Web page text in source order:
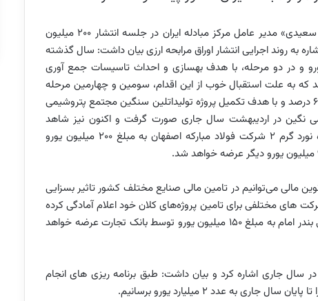
به گزارشی از مدیریت ارتباطات مرکز مبادله ایران، «علی سعیدی» مدیر عامل مرکز مبادله ایران در جلسه انتشار ۲۰۰ میلیون
به روند اجرایی انتشار اوراق مرابحه ارزی بیان داشت: سال گذشته
اوراق مرابحه ارزی به مبلغ ۱۵۰ میلیون یورو و در دو مرحله، با هدف بهسازی و احداث تاسیسات جمع آوری
به علت استقبال خوب از این اقدام، سومین و چهارمین مرحله
عرضه اوراق مرابحه ارزی جمعا به مبلغ ۶۰ میلیون با سود ۶ درصد و با هدف تکمیل پروژه تولیداتلین سنگین مجتمع پتروشیمی
در اردیبهشت سال جاری صورت گرفت و اکنون نیز شاهد
پنجمین مرحله از عرضه اوراق ارزی با هدف تامین پروژه نورد گرم ۲ شرکت فولاد مبارکه اصفهان به مبلغ ۲۰۰ میلیون یورو
مالی می‌توانیم در تامین مالی صنایع مختلف کشور تاثیر بسزایی
های مختلفی برای تامین پروژه‌های کلان خود اعلام آمادگی کرده
اند و طی چند روز آتی اوراق مرابحه ارزی شرکت پتروشیمی بندر امام به مبلغ ۱۵۰ میلیون یورو توسط بانک تجارت عرضه خواهد
سال جاری اشاره کرد و بیان داشت: طبق برنامه ریزی های انجام
به عدد ۲ میلیارد یورو برسانیم.